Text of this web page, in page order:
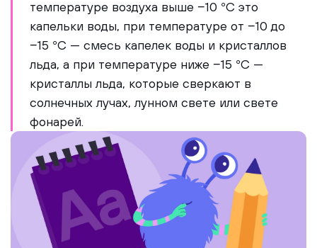
температуре воздуха выше −10 °C это
капельки воды, при температуре от −10 до
−15 °C — смесь капелек воды и кристаллов
льда, а при температуре ниже −15 °C —
кристаллы льда, которые сверкают в
солнечных лучах, лунном свете или свете
фонарей.